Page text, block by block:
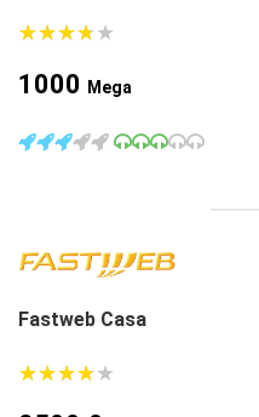
★★★★★
★★★★★
1000 Mega
Fastweb Casa
★★★★★
★★★★★